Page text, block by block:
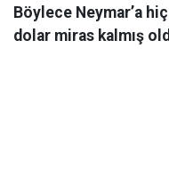
Böylece Neymar’a
dolar miras kalmış